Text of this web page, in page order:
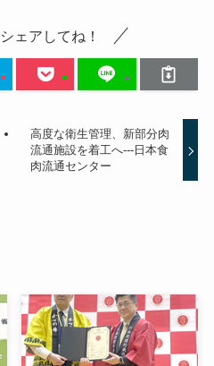
ェアしてね！
高度な衛生管理、新部分肉
流通施設を着工へ---日本食
肉流通センター